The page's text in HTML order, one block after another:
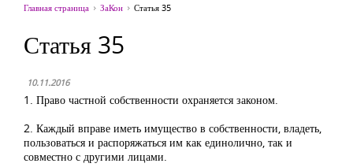
Главная страница ЗаКон Статья 35
Статья 35
10.11.2016
1. Право частной собственности охраняется законом.
2. Каждый вправе иметь имущество в собственности, владеть,
пользоваться и распоряжаться им как единолично, так и
совместно с другими лицами.